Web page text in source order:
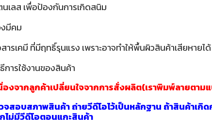
เลส เพื่อป้องกันการเกิดสนิม
มีคม
รเคมี ที่มีฤทธิ์รุนแรง เพราะอาจทำให้พื้นผิวสินค้าเสียหายได้
ารใช้งานของสินค้า
งจากลูกค้าเปลี่ยนใจจากการสั่งผลิต(เราพิมพ์ลายตาม
อบสภาพสินค้า ถ่ายวีดีโอไว้เป็นหลักฐาน ถ้าสินค้าเกิ
ม่มีวีดีโอตอนแกะสินค้า